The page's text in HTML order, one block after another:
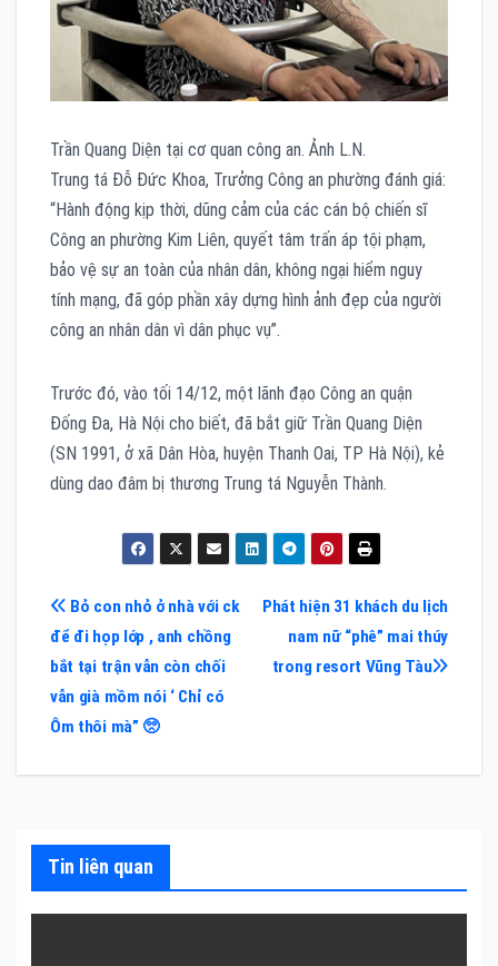
Trần Quang Diện tại cơ quan công an. Ảnh L.N.
Trung tá Đỗ Đức Khoa, Trưởng Công an phường đánh giá:
“Hành động kịp thời, dũng cảm của các cán bộ chiến sĩ
Công an phường Kim Liên, quyết tâm trấn áp tội phạm,
bảo vệ sự an toàn của nhân dân, không ngại hiểm nguy
tính mạng, đã góp phần xây dựng hình ảnh đẹp của người
công an nhân dân vì dân phục vụ”.
Trước đó, vào tối 14/12, một lãnh đạo Công an quận
Đống Đa, Hà Nội cho biết, đã bắt giữ Trần Quang Diện
(SN 1991, ở xã Dân Hòa, huyện Thanh Oai, TP Hà Nội), kẻ
dùng dao đâm bị thương Trung tá Nguyễn Thành.
Điều
hướng
bài
Phát hiện 31 khách du lịch
nam nữ “phê” mai thúy
trong resort Vũng Tàu
Bỏ con nhỏ ở nhà với ck
để đi họp lớp , anh chồng
bắt tại trận vẫn còn chối
vẫn già mồm nói ‘ Chỉ có
Ôm thôi mà” 🥺
Tin liên quan